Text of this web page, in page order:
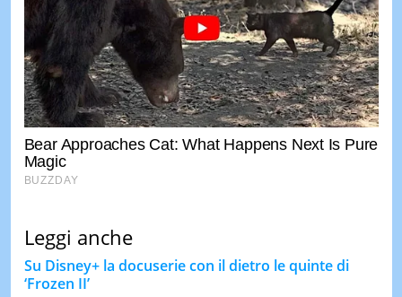
Leggi anche
Su Disney+ la docuserie con il dietro le quinte di
‘Frozen II’